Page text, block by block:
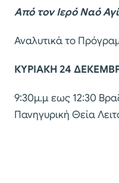
Από τον Ιερό Ναό
Αναλυτικά το
ΚΥΡΙΑΚΗ 24
9:30μ.μ εως 12:30
Πανηγυρική Θεία